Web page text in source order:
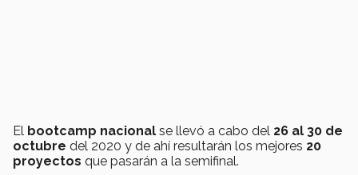
El bootcamp nacional se llevó a cabo del 26 al 30 de
octubre del 2020 y de ahí resultarán los mejores 20
proyectos que pasarán a la semifinal.